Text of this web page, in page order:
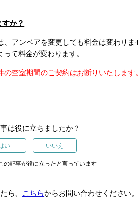
か？
アンペアを変更しても料金は変わりま
て料金が変わります。
空室期間のご契約はお断りいたします。
は役に立ちましたか？
い いいえ
の記事が役に立ったと言っています
ら、 こちらからお問い合わせください。